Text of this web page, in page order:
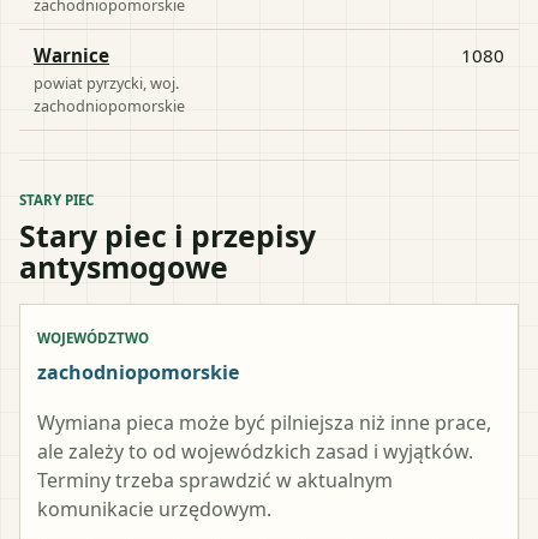
Warnice
powiat pyrzycki , woj.
zachodniopomorskie
1080
STARY PIEC
Stary piec i przepisy
antysmogowe
WOJEWÓDZTWO
zachodniopomorskie
Wymiana pieca może być pilniejsza niż inne prace,
ale zależy to od wojewódzkich zasad i wyjątków.
Terminy trzeba sprawdzić w aktualnym
komunikacie urzędowym.